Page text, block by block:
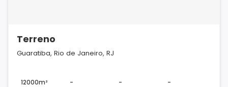
Terreno
Guaratiba, Rio de Janeiro, RJ
12000m² - - -